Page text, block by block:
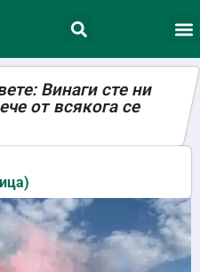
Винаги сте ни
от всякога се